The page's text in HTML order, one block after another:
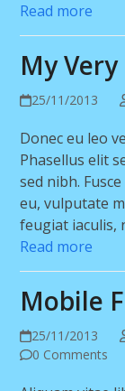
Read more
My
25/11/2013
Donec eu leo
Phasellus elit
sed nibh.
eu, vulputate
feugiat iaculis,
Read more
Mobile
25/11/2013
0 Comments